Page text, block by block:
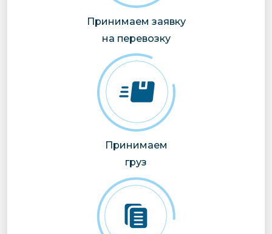
Принимаем заявку
на перевозку
Принимаем
груз